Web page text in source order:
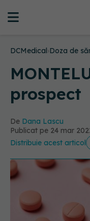
DCMedical›Doza de
prospect
De Dana Lascu
Publicat pe 24 mar
Distribuie acest articol